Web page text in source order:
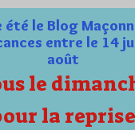
été le Blog
entre le 14
août
le
la reprise